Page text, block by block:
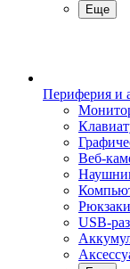
Еще
Периферия и
Веб-
USB-